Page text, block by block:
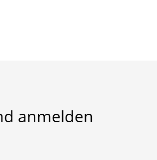
anmelden